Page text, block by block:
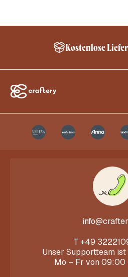
Kostenlose
T +49
Unser Supportteam
Mo – Fr von 09:00